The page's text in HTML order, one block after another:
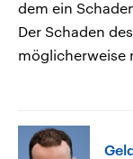
dem ein
Der Schaden
möglicherweise